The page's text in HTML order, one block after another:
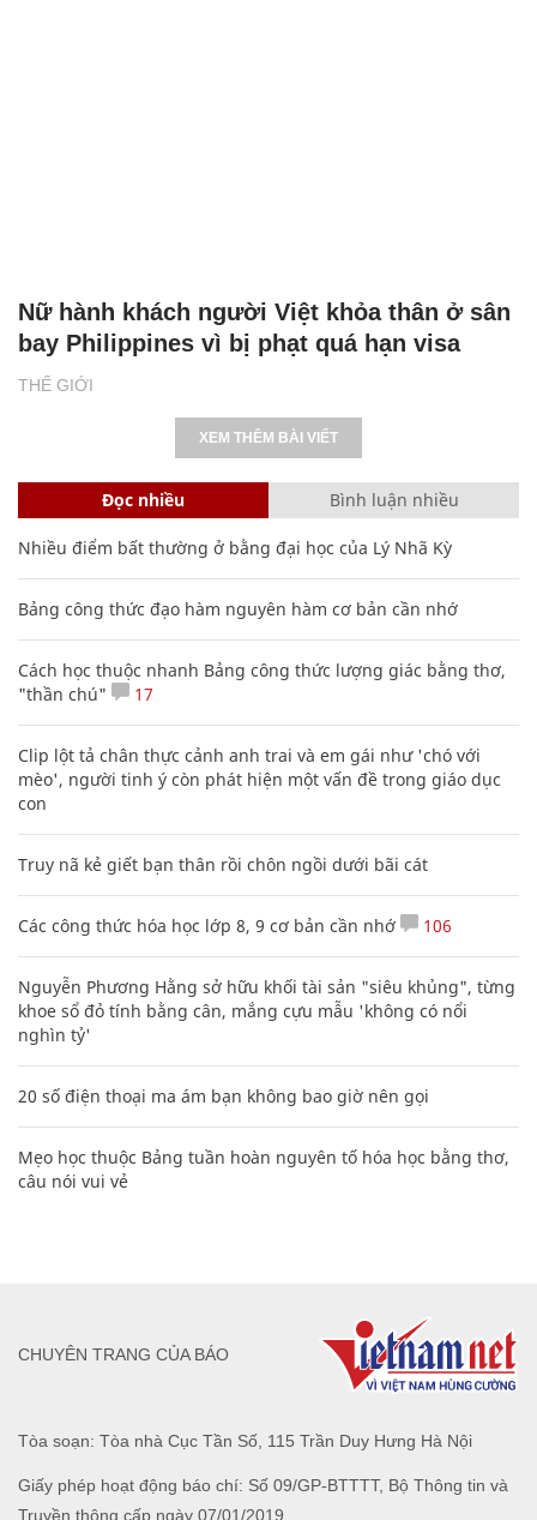
THẾ GIỚI
Nữ hành khách người Việt khỏa thân ở sân
bay Philippines vì bị phạt quá hạn visa
XEM THÊM BÀI VIẾT
Đọc nhiều Bình luận nhiều
Nhiều điểm bất thường ở bằng đại học của Lý Nhã Kỳ
Bảng công thức đạo hàm nguyên hàm cơ bản cần nhớ
Cách học thuộc nhanh Bảng công thức lượng giác bằng thơ,
"thần chú"
17
Clip lột tả chân thực cảnh anh trai và em gái như 'chó với
mèo', người tinh ý còn phát hiện một vấn đề trong giáo dục
con
Truy nã kẻ giết bạn thân rồi chôn ngồi dưới bãi cát
Các công thức hóa học lớp 8, 9 cơ bản cần nhớ 106
Nguyễn Phương Hằng sở hữu khối tài sản "siêu khủng", từng
khoe sổ đỏ tính bằng cân, mắng cựu mẫu 'không có nổi
nghìn tỷ'
20 số điện thoại ma ám bạn không bao giờ nên gọi
Mẹo học thuộc Bảng tuần hoàn nguyên tố hóa học bằng thơ,
câu nói vui vẻ
Tòa soạn: Tòa nhà Cục Tần Số, 115 Trần Duy Hưng Hà Nội
Giấy phép hoạt động báo chí: Số 09/GP-BTTTT, Bộ Thông tin và
Truyền thông cấp ngày 07/01/2019.
CHUYÊN TRANG CỦA BÁO